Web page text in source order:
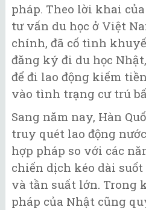
pháp. Theo lời khai
tư vấn du học ở Việt
chính, đã cố tình
đăng ký đi du học
để đi lao động kiếm
vào tình trạng cư trú
Sang năm nay, Hàn
truy quét lao động
hợp pháp so với các
chiến dịch kéo dài
và tần suất lớn. Trong
pháp của Nhật cũng